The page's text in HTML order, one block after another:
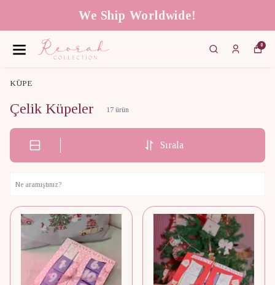
We Ship Worldwide!
0
KÜPE
Çelik Küpeler 17 ürün
Sırala